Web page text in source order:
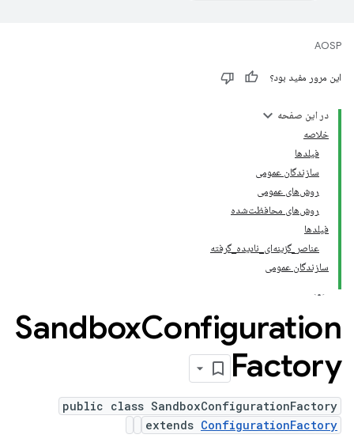
AOSP
این مرور مفید بود؟
در این صفحه
خلاصه
فیلدها
سازندگان عمومی
روش‌های عمومی
روش‌های محافظت‌شده
فیلدها
عناصر_گزینه‌ای_نادیده_گرفته
سازندگان عمومی
SandboxConfiguration
Factory
public class SandboxConfigurationFactory
extends ConfigurationFactory